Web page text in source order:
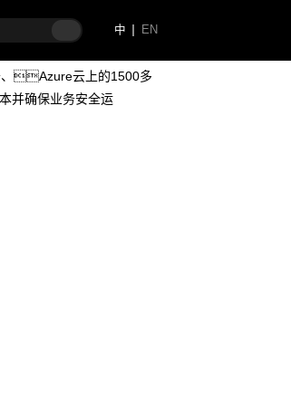
中 EN
Azure云上的1500多
并确保业务安全运